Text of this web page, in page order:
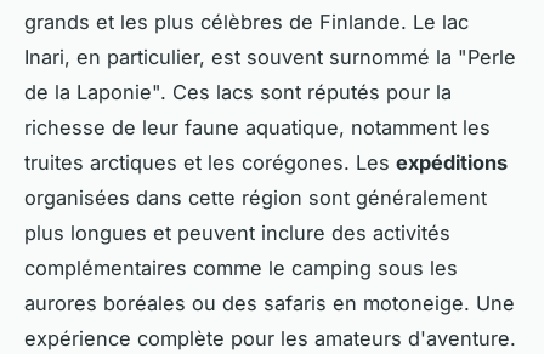
grands et les plus célèbres de Finlande. Le lac
Inari, en particulier, est souvent surnommé la "Perle
de la Laponie". Ces lacs sont réputés pour la
richesse de leur faune aquatique, notamment les
truites arctiques et les corégones. Les expéditions
organisées dans cette région sont généralement
plus longues et peuvent inclure des activités
complémentaires comme le camping sous les
aurores boréales ou des safaris en motoneige. Une
expérience complète pour les amateurs d'aventure.